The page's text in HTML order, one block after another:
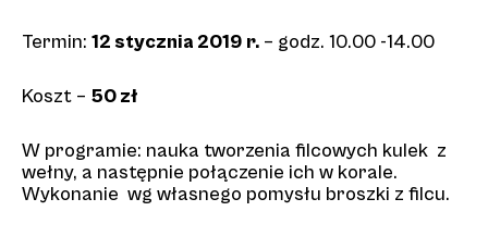
Termin: 12 stycznia 2019 r. – godz. 10.00 -14.00
Koszt – 50 zł
W programie: nauka tworzenia filcowych kulek z
wełny, a następnie połączenie ich w korale.
Wykonanie wg własnego pomysłu broszki z filcu.